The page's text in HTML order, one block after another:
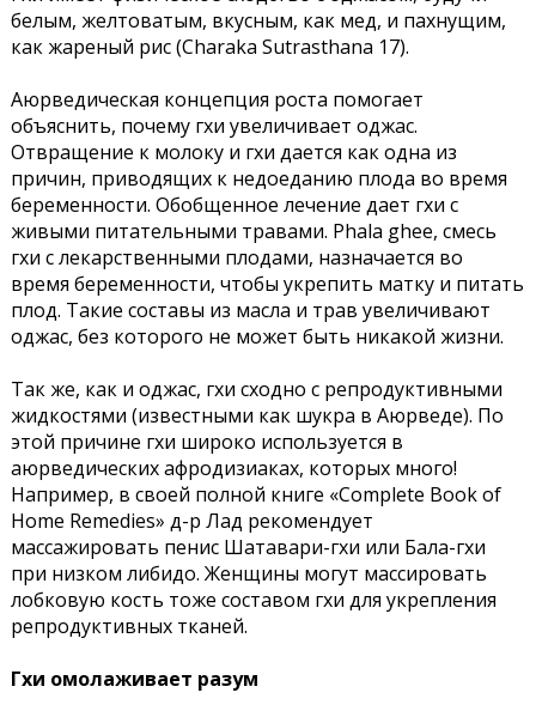
белым, желтоватым, вкусным, как мед, и пахнущим,
как жареный рис (Charaka Sutrasthana 17).
Аюрведическая концепция роста помогает
объяснить, почему гхи увеличивает оджас.
Отвращение к молоку и гхи дается как одна из
причин, приводящих к недоеданию плода во время
беременности. Обобщенное лечение дает гхи с
живыми питательными травами. Phala ghee, смесь
гхи с лекарственными плодами, назначается во
время беременности, чтобы укрепить матку и питать
плод. Такие составы из масла и трав увеличивают
оджас, без которого не может быть никакой жизни.
Так же, как и оджас, гхи сходно с репродуктивными
жидкостями (известными как шукра в Аюрведе). По
этой причине гхи широко используется в
аюрведических афродизиаках, которых много!
Например, в своей полной книге «Complete Book of
Home Remedies» д-р Лад рекомендует
массажировать пенис Шатавари-гхи или Бала-гхи
при низком либидо. Женщины могут массировать
лобковую кость тоже составом гхи для укрепления
репродуктивных тканей.
Гхи омолаживает разум